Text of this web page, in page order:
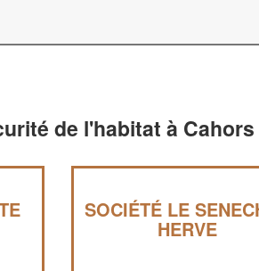
de l'habitat à Cahors
SOCIÉTÉ LE
HERVE